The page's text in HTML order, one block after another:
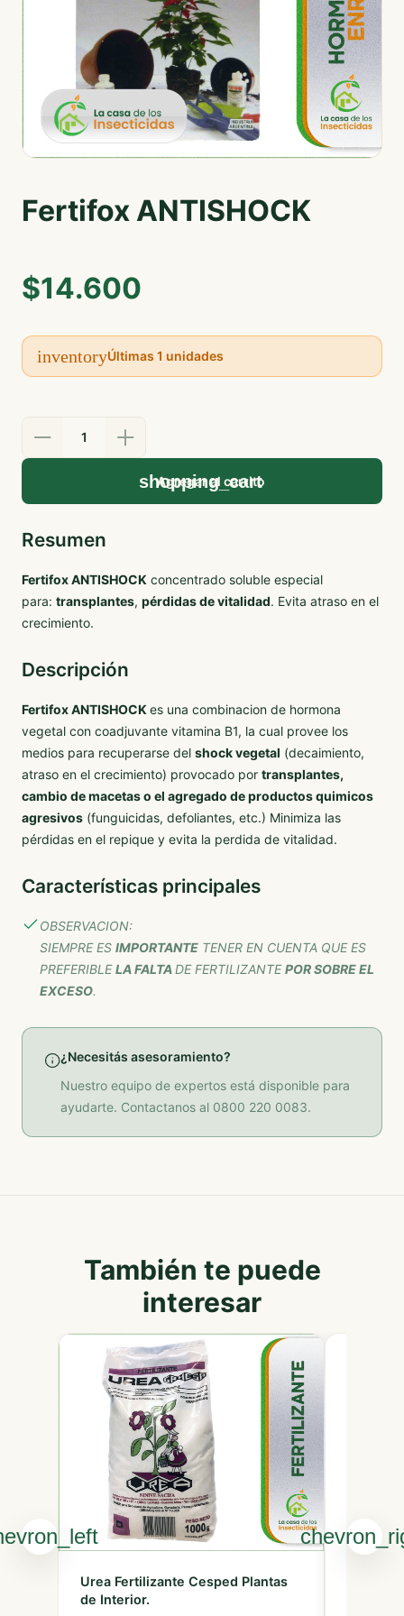
Fertifox ANTISHOCK
$14.600
inventoryÚltimas 1 unidades
1
Agregar al carrito
Resumen
Fertifox ANTISHOCK concentrado soluble especial
para: transplantes, pérdidas de vitalidad. Evita atraso en el
crecimiento.
Descripción
Fertifox ANTISHOCK es una combinacion de hormona
vegetal con coadjuvante vitamina B1, la cual provee los
medios para recuperarse del shock vegetal (decaimiento,
atraso en el crecimiento) provocado por transplantes,
cambio de macetas o el agregado de productos quimicos
agresivos (funguicidas, defoliantes, etc.) Minimiza las
pérdidas en el repique y evita la perdida de vitalidad.
Características principales
OBSERVACION:
SIEMPRE ES IMPORTANTE TENER EN CUENTA QUE ES
PREFERIBLELA FALTADE FERTILIZANTEPOR SOBRE EL
EXCESO.
¿Necesitás asesoramiento?
Nuestro equipo de expertos está disponible para
ayudarte. Contactanos al 0800 220 0083.
También te puede
interesar
Urea Fertilizante Cesped Plantas
de Interior.